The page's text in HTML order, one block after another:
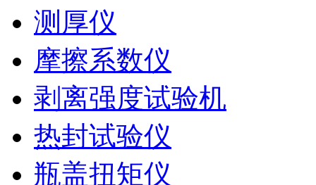
测厚仪
摩擦系数仪
剥离强度试验机
热封试验仪
瓶盖扭矩仪